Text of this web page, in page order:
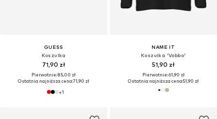
GUESS
Koszulka
71,90 zł
Pierwotnie: 85,00 zł
Ostatnia najniższa cena:71,90 zł
+1
NAME IT
Koszulka 'Vobbo'
51,90 zł
Pierwotnie: 61,90 zł
Ostatnia najniższa cena:51,90 zł